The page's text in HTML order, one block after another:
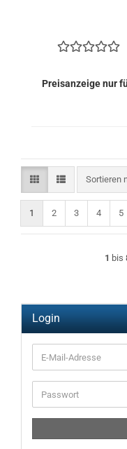
Preisanzeige nur
Sortieren
Sortieren
1 2 3 4 5
1 bis
Login
E-
Mail-
Adresse
Passwort